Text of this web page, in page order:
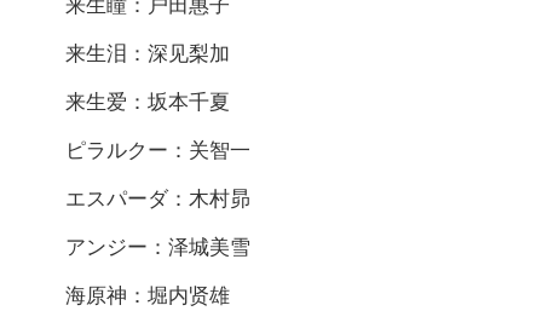
来生瞳：户田惠子
来生泪：深见梨加
来生爱：坂本千夏
ピラルクー：关智一
エスパーダ：木村昴
アンジー：泽城美雪
海原神：堀内贤雄